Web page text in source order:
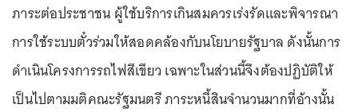
ภาระต่อประชาชน ผู้ใช้บริการเกินสมควรเร่งรัดและพิจารณา
การใช้ระบบตั๋วร่วมให้สอดคล้องกับนโยบายรัฐบาล ดังนั้นการ
ดำเนินโครงการรถไฟสีเขียว เฉพาะในส่วนนี้จึงต้องปฏิบัติให้
เป็นไปตามมติคณะรัฐมนตรี ภาระหนี้สินจำนวนมากที่อ้างนั้น